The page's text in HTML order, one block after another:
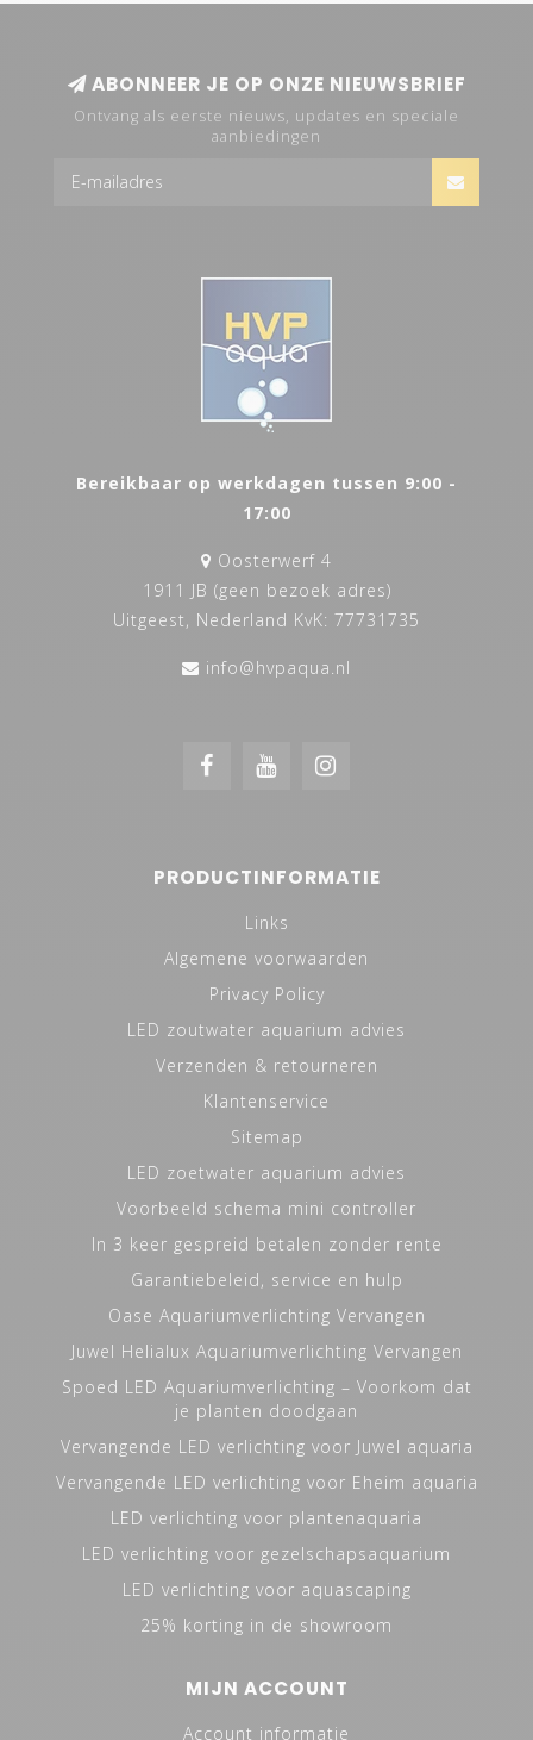
ABONNEER JE OP ONZE NIEUWSBRIEF
Ontvang als eerste nieuws, updates en speciale
aanbiedingen
Bereikbaar op werkdagen tussen 9:00 -
17:00
Oosterwerf 4
1911 JB (geen bezoek adres)
Uitgeest, Nederland KvK: 77731735
info@hvpaqua.nl
PRODUCTINFORMATIE
Links
Algemene voorwaarden
Privacy Policy
LED zoutwater aquarium advies
Verzenden & retourneren
Klantenservice
Sitemap
LED zoetwater aquarium advies
Voorbeeld schema mini controller
In 3 keer gespreid betalen zonder rente
Garantiebeleid, service en hulp
Oase Aquariumverlichting Vervangen
Juwel Helialux Aquariumverlichting Vervangen
Spoed LED Aquariumverlichting – Voorkom dat
je planten doodgaan
Vervangende LED verlichting voor Juwel aquaria
Vervangende LED verlichting voor Eheim aquaria
LED verlichting voor plantenaquaria
LED verlichting voor gezelschapsaquarium
LED verlichting voor aquascaping
25% korting in de showroom
MIJN ACCOUNT
Account informatie